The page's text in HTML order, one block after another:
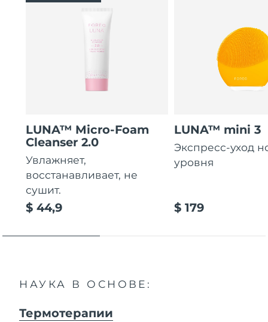
LUNA™ Micro-Foam
Cleanser 2.0
Увлажняет,
восстанавливает, не
сушит.
$ 44,9
LUNA™ mini 3
Экспресс-уход
уровня
$ 179
НАУКА В ОСНОВЕ:
Термотерапии